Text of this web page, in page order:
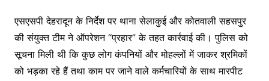
एसएसपी देहरादून के निर्देश पर थाना सेलाकुई और कोतवाली सहसपुर
की संयुक्त टीम ने ऑपरेशन “प्रहार” के तहत कार्रवाई की। पुलिस को
सूचना मिली थी कि कुछ लोग कंपनियों और मोहल्लों में जाकर श्रमिकों
को भड़का रहे हैं तथा काम पर जाने वाले कर्मचारियों के साथ मारपीट